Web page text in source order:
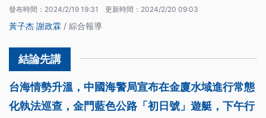
發布時間： 2024/2/19 19:31 更新時間： 2024/2/20 09:03
黃子杰 謝政霖 / 綜合報導
台海情勢升溫，中國海警局宣布在金廈水域進行常態
化執法巡查，金門藍色公路「初日號」遊艇，下午行